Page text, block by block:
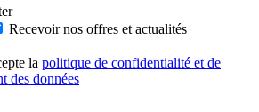
Recevoir nos offres et actualités
la politique de confidentialité et de
des données